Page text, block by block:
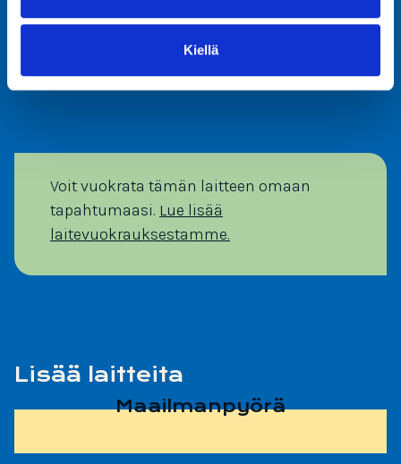
Kiellä
Voit vuokrata tämän laitteen omaan
tapahtumaasi. Lue lisää
laitevuokrauksestamme.
Lisää laitteita
Maailmanpyörä